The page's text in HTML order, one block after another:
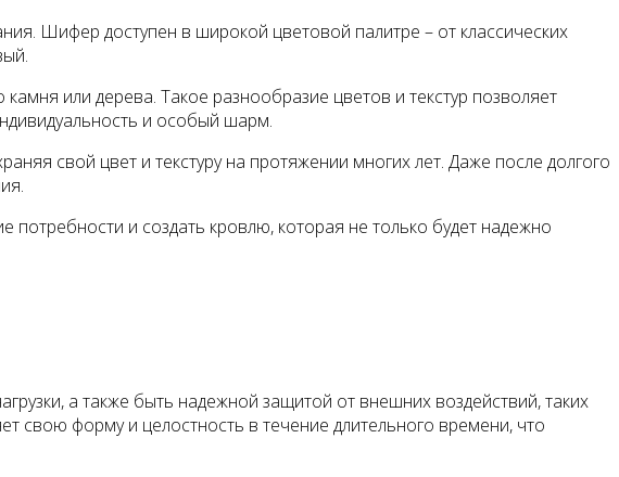
Шифер доступен в широкой цветовой палитре – от классических
или дерева. Такое разнообразие цветов и текстур позволяет
и особый шарм.
свой цвет и текстуру на протяжении многих лет. Даже после долгого
и создать кровлю, которая не только будет надежно
а также быть надежной защитой от внешних воздействий, таких
свою форму и целостность в течение длительного времени, что